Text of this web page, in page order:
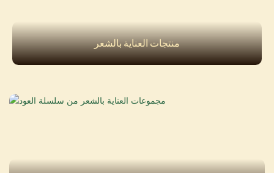
منتجات العناية بالشعر